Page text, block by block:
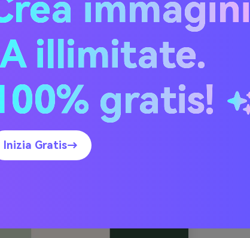
CTA forti.
di colori per
codici esagonali)
immagini
illimitate.
gratis!
Inizia Gratis→